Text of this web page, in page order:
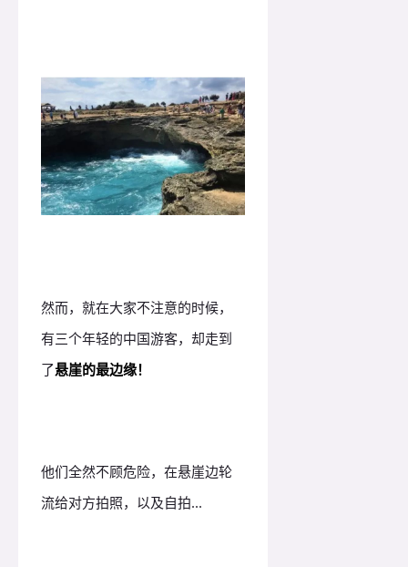
然而，就在大家不注意的时候，
有三个年轻的中国游客，却走到
了悬崖的最边缘！
他们全然不顾危险，在悬崖边轮
流给对方拍照，以及自拍...